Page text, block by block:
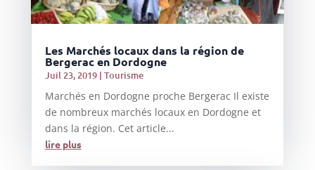
Les Marchés locaux dans la région de
Bergerac en Dordogne
Juil 23, 2019| Tourisme
Marchés en Dordogne proche Bergerac Il existe
de nombreux marchés locaux en Dordogne et
dans la région. Cet article...
lire plus